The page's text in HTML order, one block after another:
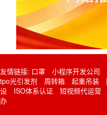
友情链接: 口罩 小程序开发公司
tpo光引发剂
周转箱 起重吊装
设
ISO体系认证 短视频代运营
办